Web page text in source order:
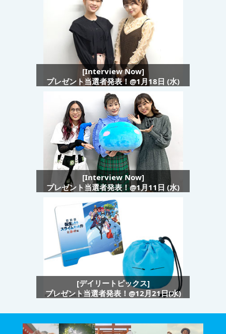
[Interview Now]
プレゼント当選者発表！@1月18日 (水)
[Interview Now]
プレゼント当選者発表！@1月11日 (水)
[デイリートピックス]
プレゼント当選者発表！@12月21日(水)